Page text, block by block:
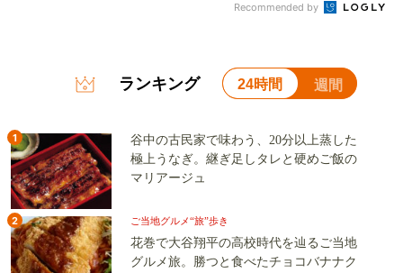
Recommended by
ランキング 24時間 週間
1
谷中の古民家で味わう、20分以上蒸した
極上うなぎ。継ぎ足しタレと硬めご飯の
マリアージュ
2 ご当地グルメ“旅”歩き
花巻で大谷翔平の高校時代を辿るご当地
グルメ旅。勝つと食べたチョコバナナク